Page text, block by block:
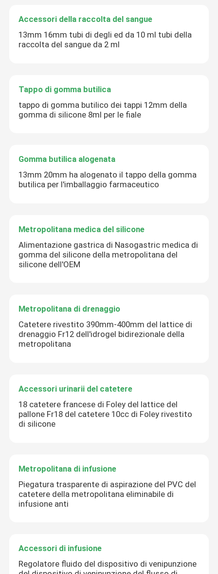
Accessori della raccolta del sangue
13mm 16mm tubi di degli ed da 10 ml tubi della
raccolta del sangue da 2 ml
Tappo di gomma butilica
tappo di gomma butilico dei tappi 12mm della
gomma di silicone 8ml per le fiale
Gomma butilica alogenata
13mm 20mm ha alogenato il tappo della gomma
butilica per l'imballaggio farmaceutico
Metropolitana medica del silicone
Alimentazione gastrica di Nasogastric medica di
gomma del silicone della metropolitana del
silicone dell'OEM
Metropolitana di drenaggio
Catetere rivestito 390mm-400mm del lattice di
drenaggio Fr12 dell'idrogel bidirezionale della
metropolitana
Accessori urinarii del catetere
18 catetere francese di Foley del lattice del
pallone Fr18 del catetere 10cc di Foley rivestito
di silicone
Metropolitana di infusione
Piegatura trasparente di aspirazione del PVC del
catetere della metropolitana eliminabile di
infusione anti
Accessori di infusione
Regolatore fluido del dispositivo di venipunzione